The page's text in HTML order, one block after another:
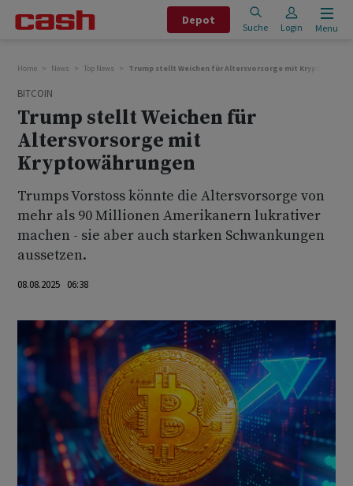
Depot
Suche Login Menu
Home News Top News Trump stellt Weichen für Altersvorsorge mit
BITCOIN
Trump stellt Weichen für
Altersvorsorge mit
Kryptowährungen
Trumps Vorstoss könnte die Altersvorsorge von
mehr als 90 Millionen Amerikanern lukrativer
machen - sie aber auch starken Schwankungen
aussetzen.
08.08.2025 06:38